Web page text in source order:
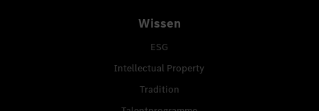
Wissen
ESG
Intellectual Property
Tradition